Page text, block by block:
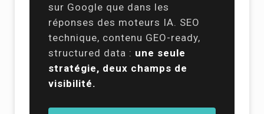
sur Google que dans les
réponses des moteurs IA. SEO
technique, contenu GEO-ready,
structured data : une seule
stratégie, deux champs de
visibilité.